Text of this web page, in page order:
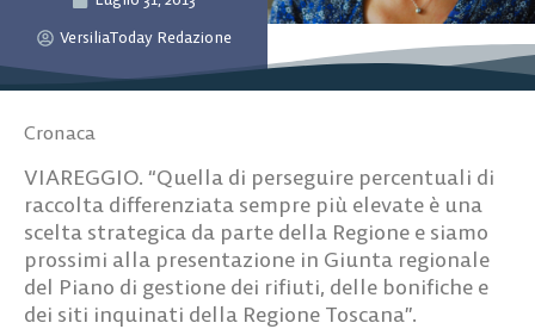
VersiliaToday Redazione
Cronaca
VIAREGGIO. “Quella di perseguire percentuali di
raccolta differenziata sempre più elevate è una
scelta strategica da parte della Regione e siamo
prossimi alla presentazione in Giunta regionale
del Piano di gestione dei rifiuti, delle bonifiche e
dei siti inquinati della Regione Toscana”.